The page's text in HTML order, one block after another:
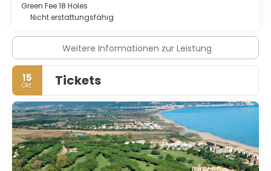
Green Fee 18 Holes
Nicht erstattungsfähig
Weitere Informationen zur Leistung
15
Okt. Tickets